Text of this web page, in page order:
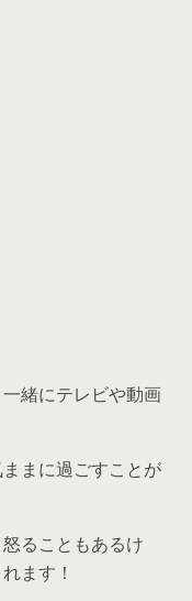
緒にテレビや動画
まに過ごすことが
ることもあるけ
ます！